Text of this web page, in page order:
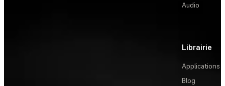
Audio
Librairie
Applications
Blog